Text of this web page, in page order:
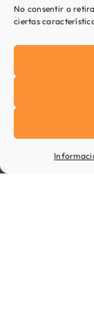
No consentir o
ciertas
16:00 –
Terapia